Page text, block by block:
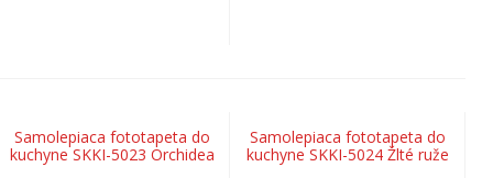
Samolepiaca fototapeta do
kuchyne SKKI-5023 Orchidea
Samolepiaca fototapeta do
kuchyne SKKI-5024 Žlté ruže